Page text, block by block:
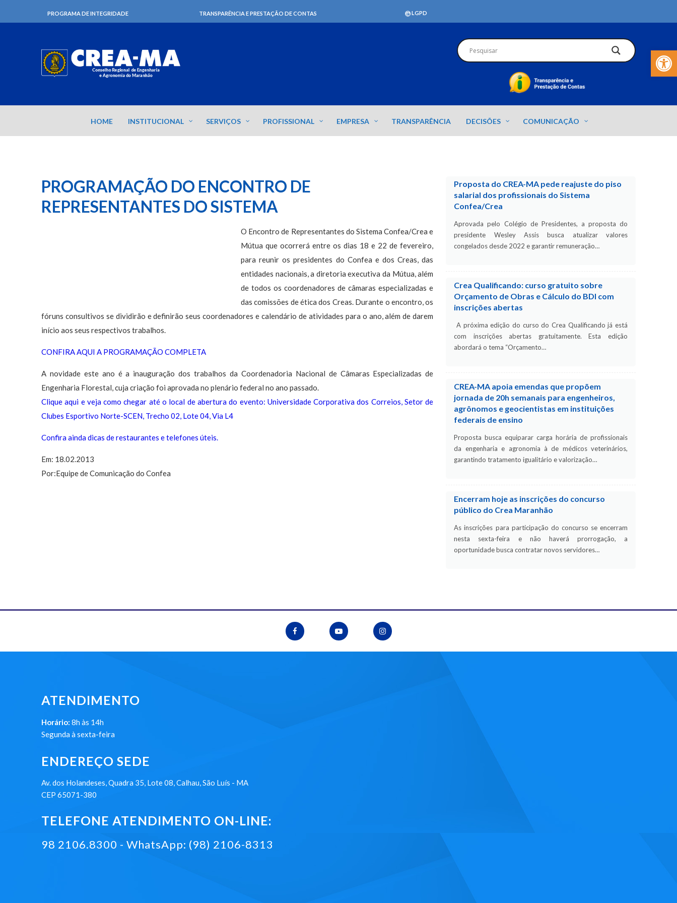
Barra de
PROGRAMA DE INTEGRIDADE TRANSPARÊNCIA E PRESTAÇÃO DE CONTAS LGPD
HOME INSTITUCIONAL SERVIÇOS PROFISSIONAL EMPRESA TRANSPARÊNCIA DECISÕES COMUNICAÇÃO
PROGRAMAÇÃO DO ENCONTRO DE
REPRESENTANTES DO SISTEMA
O Encontro de Representantes do Sistema Confea/Crea e
Mútua que ocorrerá entre os dias 18 e 22 de fevereiro,
para reunir os presidentes do Confea e dos Creas, das
entidades nacionais, a diretoria executiva da Mútua, além
de todos os coordenadores de câmaras especializadas e
das comissões de ética dos Creas. Durante o encontro, os
fóruns consultivos se dividirão e definirão seus coordenadores e calendário de atividades para o ano, além de darem
início aos seus respectivos trabalhos.
CONFIRA AQUI A PROGRAMAÇÃO COMPLETA
A novidade este ano é a inauguração dos trabalhos da Coordenadoria Nacional de Câmaras Especializadas de
Engenharia Florestal, cuja criação foi aprovada no plenário federal no ano passado.
Clique aqui e veja como chegar até o local de abertura do evento: Universidade Corporativa dos Correios, Setor de
Clubes Esportivo Norte-SCEN, Trecho 02, Lote 04, Via L4
Confira ainda dicas de restaurantes e telefones úteis.
Em: 18.02.2013
Por:Equipe de Comunicação do Confea
Proposta do CREA-MA pede reajuste do piso
salarial dos profissionais do Sistema
Confea/Crea
Aprovada pelo Colégio de Presidentes, a proposta do
presidente Wesley Assis busca atualizar valores
congelados desde 2022 e garantir remuneração…
Crea Qualificando: curso gratuito sobre
Orçamento de Obras e Cálculo do BDI com
inscrições abertas
A próxima edição do curso do Crea Qualificando já está
com inscrições abertas gratuitamente. Esta edição
abordará o tema “Orçamento…
CREA-MA apoia emendas que propõem
jornada de 20h semanais para engenheiros,
agrônomos e geocientistas em instituições
federais de ensino
Proposta busca equiparar carga horária de profissionais
da engenharia e agronomia à de médicos veterinários,
garantindo tratamento igualitário e valorização…
Encerram hoje as inscrições do concurso
público do Crea Maranhão
As inscrições para participação do concurso se encerram
nesta sexta-feira e não haverá prorrogação, a
oportunidade busca contratar novos servidores…
ATENDIMENTO
Horário: 8h às 14h
Segunda à sexta-feira
ENDEREÇO SEDE
Av. dos Holandeses, Quadra 35, Lote 08, Calhau, São Luís - MA
CEP 65071-380
TELEFONE ATENDIMENTO ON-LINE:
98 2106.8300 - WhatsApp: (98) 2106-8313